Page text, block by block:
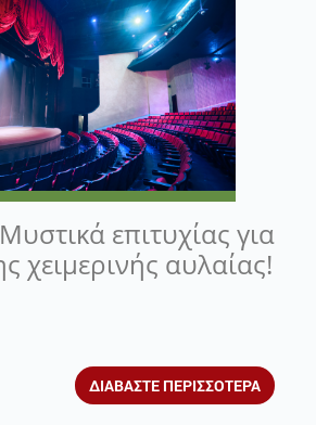
επιτυχίας για
χειμερινής αυλαίας!
ΔΙΑΒΑΣΤΕ ΠΕΡΙΣΣΟΤΕΡΑ